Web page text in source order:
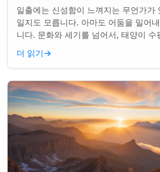
일출에는 신성함이 느껴지는 무언가가
일지도 모릅니다. 아마도 어둠을 밀어
니다. 문화와 세기를 넘어서, 태양이 수
한 순간은 단순한 아침 그 이상이었...
더 읽기→